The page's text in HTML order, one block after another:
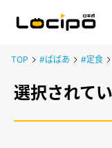
TOP #ばばあ #定食
選択されて